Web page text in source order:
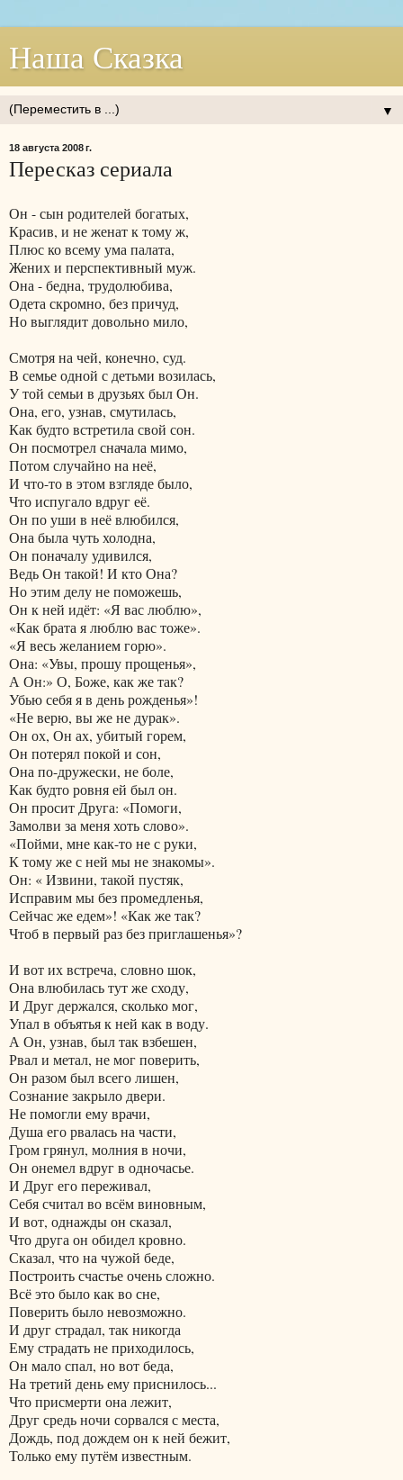
Наша Сказка
▼
18 августа 2008 г.
Пересказ сериала
Он - сын родителей богатых,
Красив, и не женат к тому ж,
Плюс ко всему ума палата,
Жених и перспективный муж.
Она - бедна, трудолюбива,
Одета скромно, без причуд,
Но выглядит довольно мило,
Смотря на чей, конечно, суд.
В семье одной с детьми возилась,
У той семьи в друзьях был Он.
Она, его, узнав, смутилась,
Как будто встретила свой сон.
Он посмотрел сначала мимо,
Потом случайно на неё,
И что-то в этом взгляде было,
Что испугало вдруг её.
Он по уши в неё влюбился,
Она была чуть холодна,
Он поначалу удивился,
Ведь Он такой! И кто Она?
Но этим делу не поможешь,
Он к ней идёт: «Я вас люблю»,
«Как брата я люблю вас тоже».
«Я весь желанием горю».
Она: «Увы, прошу прощенья»,
А Он:» О, Боже, как же так?
Убью себя я в день рожденья»!
«Не верю, вы же не дурак».
Он ох, Он ах, убитый горем,
Он потерял покой и сон,
Она по-дружески, не боле,
Как будто ровня ей был он.
Он просит Друга: «Помоги,
Замолви за меня хоть слово».
«Пойми, мне как-то не с руки,
К тому же с ней мы не знакомы».
Он: « Извини, такой пустяк,
Исправим мы без промедленья,
Сейчас же едем»! «Как же так?
Чтоб в первый раз без приглашенья»?
И вот их встреча, словно шок,
Она влюбилась тут же сходу,
И Друг держался, сколько мог,
Упал в объятья к ней как в воду.
А Он, узнав, был так взбешен,
Рвал и метал, не мог поверить,
Он разом был всего лишен,
Сознание закрыло двери.
Не помогли ему врачи,
Душа его рвалась на части,
Гром грянул, молния в ночи,
Он онемел вдруг в одночасье.
И Друг его переживал,
Себя считал во всём виновным,
И вот, однажды он сказал,
Что друга он обидел кровно.
Сказал, что на чужой беде,
Построить счастье очень сложно.
Всё это было как во сне,
Поверить было невозможно.
И друг страдал, так никогда
Ему страдать не приходилось,
Он мало спал, но вот беда,
На третий день ему приснилось...
Что присмерти она лежит,
Друг средь ночи сорвался с места,
Дождь, под дождем он к ней бежит,
Только ему путём известным.